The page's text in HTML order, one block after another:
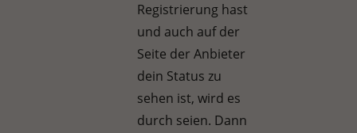
Registrierung hast
und auch auf der
Seite der Anbieter
dein Status zu
sehen ist, wird es
durch seien. Dann